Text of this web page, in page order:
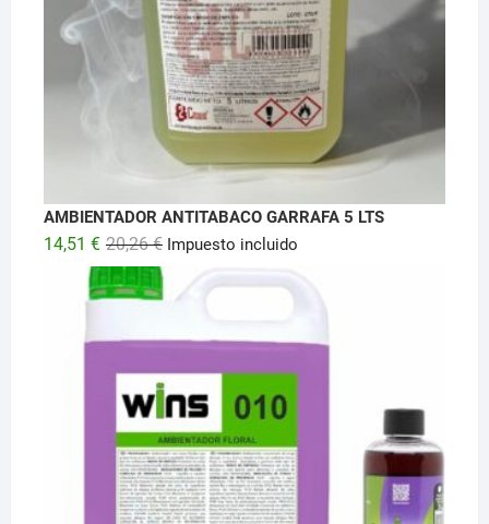
AMBIENTADOR ANTITABACO GARRAFA 5 LTS
20,26€ El
original
20,26 €.
14,51 €
El
actual
14,51 €.
Impuesto incluido